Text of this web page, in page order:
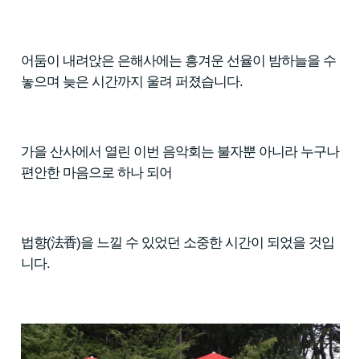
어둠이 내려앉은 은해사에는 흥겨운 선율이 밤하늘을 수
놓으며 늦은 시간까지 울려 퍼졌습니다.
가을 산사에서 열린 이번 음악회는 불자뿐 아니라 누구나
편안한 마음으로 하나 되어
법향(法香)을 느낄 수 있었던 소중한 시간이 되었을 것입
니다.